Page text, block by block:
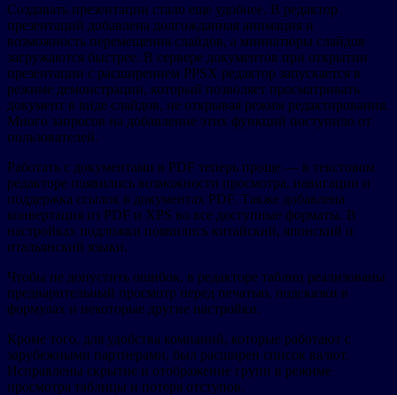
Создавать презентации стало еще удобнее. В редактор
презентаций добавлена долгожданная анимация и
возможность перемещения слайдов, а миниатюры слайдов
загружаются быстрее. В сервере документов при открытии
презентации с расширением PPSX редактор запускается в
режиме демонстрации, который позволяет просматривать
документ в виде слайдов, не открывая режим редактирования.
Много запросов на добавление этих функций поступило от
пользователей.
Работать с документами в PDF теперь проще — в текстовом
редакторе появились возможности просмотра, навигации и
поддержка ссылок в документах PDF. Также добавлена
конвертация из PDF и XPS во все доступные форматы. В
настройках подложки появились китайский, японский и
итальянский языки.
Чтобы не допустить ошибок, в редакторе таблиц реализованы
предварительный просмотр перед печатью, подсказки в
формулах и некоторые другие настройки.
Кроме того, для удобства компаний, которые работают с
зарубежными партнерами, был расширен список валют.
Исправлены скрытие и отображение групп в режиме
просмотра таблицы и потеря отступов.